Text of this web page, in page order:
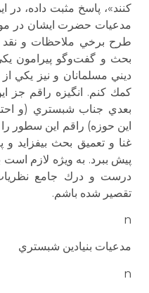
كنند»، پاسخ مثبت داده، در
مدعيات حضرت ايشان در
طرح برخي ملاحظات و نقد
بحث و گفت‌وگو پيرامون
ديني مسلمانان و نيز يكي
كمك كنم. انگيزه راقم جز
بعدي جناب شبستري (و
اين حوزه) راقم اين سطور
غنا و تعميق بحث بيفزايد و
پيش ببرد. به ويژه لازم
درست و درك جامع
تقصير شده باشم.
n
مدعيات بنيادين شبستري
n